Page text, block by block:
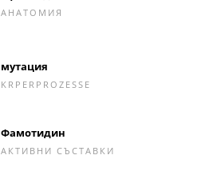
АНАТОМИЯ
мутация
KRPERPROZESSE
Фамотидин
АКТИВНИ СЪСТАВКИ